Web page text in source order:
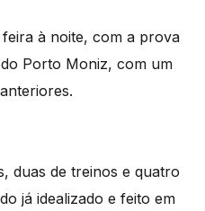
à noite, com a prova
Porto Moniz, com um
duas de treinos e quatro
já idealizado e feito em